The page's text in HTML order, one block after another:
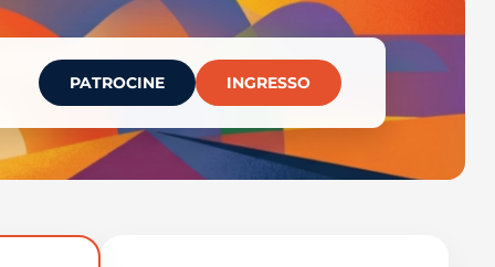
PATROCINE INGRESSO